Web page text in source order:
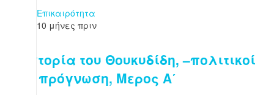
Επικαιρότητα
10 μήνες πριν
Η Ιστορία του Θουκυδίδη, –πολιτικοί
και πρόγνωση, Μερος Α΄